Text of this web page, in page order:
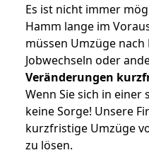
Es ist nicht immer
Hamm lange im
müssen Umzüge
Jobwechseln oder
Veränderungen
Wenn Sie sich in
keine Sorge! Unsere
kurzfristige Umzüge
zu lösen.